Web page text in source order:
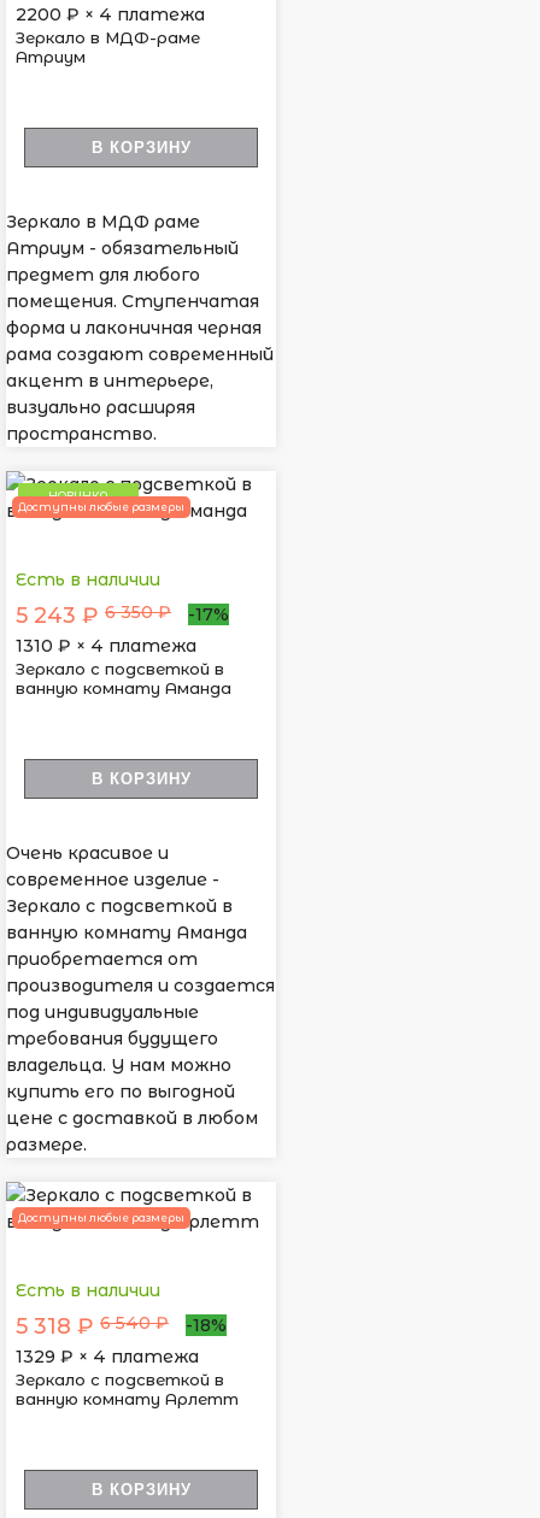
2200 ₽ × 4 платежа
Зеркало в МДФ-раме
Атриум
В КОРЗИНУ
Зеркало в МДФ раме
Атриум - обязательный
предмет для любого
помещения. Ступенчатая
форма и лаконичная черная
рама создают современный
акцент в интерьере,
визуально расширяя
пространство.
НОВИНКА
Доступны любые размеры
Есть в наличии
5 243 ₽ 6 350 ₽
-17%
1310 ₽ × 4 платежа
Зеркало с подсветкой в
ванную комнату Аманда
В КОРЗИНУ
Очень красивое и
современное изделие -
Зеркало с подсветкой в
ванную комнату Аманда
приобретается от
производителя и создается
под индивидуальные
требования будущего
владельца. У нам можно
купить его по выгодной
цене с доставкой в любом
размере.
Доступны любые размеры
Есть в наличии
5 318 ₽ 6 540 ₽
-18%
1329 ₽ × 4 платежа
Зеркало с подсветкой в
ванную комнату Арлетт
В КОРЗИНУ